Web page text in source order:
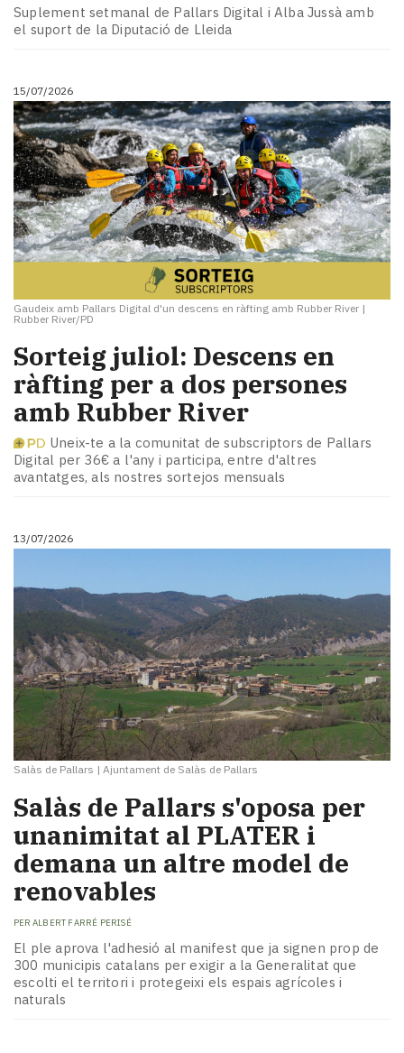
Suplement setmanal de Pallars Digital i Alba Jussà amb
el suport de la Diputació de Lleida
15/07/2026
Gaudeix amb Pallars Digital d'un descens en ràfting amb Rubber River |
Rubber River/PD
Sorteig juliol: Descens en
ràfting per a dos persones
amb Rubber River
Uneix-te a la comunitat de subscriptors de Pallars
Digital per 36€ a l'any i participa, entre d'altres
avantatges, als nostres sortejos mensuals
13/07/2026
Salàs de Pallars | Ajuntament de Salàs de Pallars
Salàs de Pallars s'oposa per
unanimitat al PLATER i
demana un altre model de
renovables
PER ALBERT FARRÉ PERISÉ
El ple aprova l'adhesió al manifest que ja signen prop de
300 municipis catalans per exigir a la Generalitat que
escolti el territori i protegeixi els espais agrícoles i
naturals